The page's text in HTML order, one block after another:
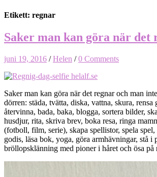
Etikett: regnar
Saker man kan göra när det
juni 19, 2016 /Helen /0 Comments
Saker man kan göra när det regnar och man
dörren: städa, tvätta, diska, vattna, skura, rensa
återvinna, bada, baka, blogga, sortera bilder,
husdjur, rita, skriva brev, boka resa, ringa
(fotboll, film, serie), skapa spellistor, spela spel,
godis, läsa bok, yoga, göra armhävningar, stå i
bröllopsklänning med pioner i håret och ösa på